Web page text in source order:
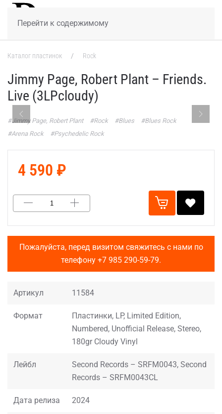
Перейти к содержимому
Каталог пластинок Rock
Jimmy Page, Robert Plant – Friends.
Live (3LPcloudy)
#Jimmy Page, Robert Plant #Rock #Blues
#Blues Rock
#Arena Rock
#Psychedelic Rock
4 590 ₽
Пожалуйста, перед визитом свяжитесь с нами по
телефону +7 985 290-59-79.
Артикул 11584
Формат
Пластинки, LP, Limited Edition,
Numbered, Unofficial Release, Stereo,
180gr Cloudy Vinyl
Лейбл
Second Records – SRFM0043, Second
Records – SRFM0043CL
Дата релиза 2024